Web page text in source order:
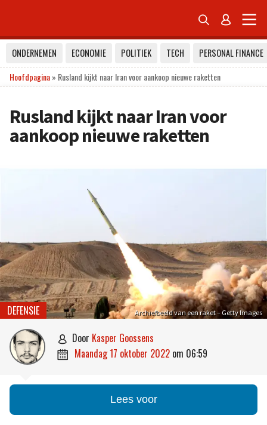
 
ONDERNEMEN ECONOMIE POLITIEK TECH
PERSONAL FINANCE
Hoofdpagina» Rusland kijkt naar Iran voor aankoop nieuwe raketten
Rusland kijkt naar Iran voor
aankoop nieuwe raketten
Archiefbeeld van een raket – Getty Images
DEFENSIE
 door Kasper Goossens
 maandag 17 oktober 2022 om 06:59
Lees voor